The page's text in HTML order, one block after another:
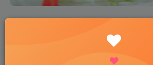
首页 规范图集 标准图集 结构专业 正文
湿陷性相关的规范规程图集汇总下载